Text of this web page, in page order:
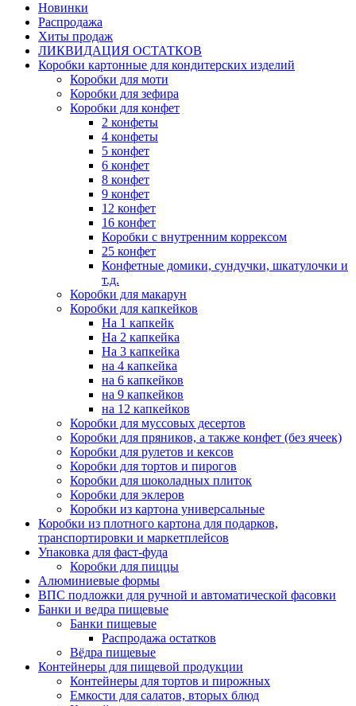
Новинки
Распродажа
Хиты продаж
ЛИКВИДАЦИЯ ОСТАТКОВ
Коробки картонные для кондитерских изделий
Коробки для моти
Коробки для зефира
Коробки для конфет
2 конфеты
4 конфеты
5 конфет
6 конфет
8 конфет
9 конфет
12 конфет
16 конфет
Коробки с внутренним коррексом
25 конфет
Конфетные домики, сундучки, шкатулочки и
т.д.
Коробки для макарун
Коробки для капкейков
На 1 капкейк
На 2 капкейка
На 3 капкейка
на 4 капкейка
на 6 капкейков
на 9 капкейков
на 12 капкейков
Коробки для муссовых десертов
Коробки для пряников, а также конфет (без ячеек)
Коробки для рулетов и кексов
Коробки для тортов и пирогов
Коробки для шоколадных плиток
Коробки для эклеров
Коробки из картона универсальные
Коробки из плотного картона для подарков,
транспортировки и маркетплейсов
Упаковка для фаст-фуда
Коробки для пиццы
Алюминиевые формы
ВПС подложки для ручной и автоматической фасовки
Банки и ведра пищевые
Банки пищевые
Распродажа остатков
Вёдра пищевые
Контейнеры для пищевой продукции
Контейнеры для тортов и пирожных
Емкости для салатов, вторых блюд